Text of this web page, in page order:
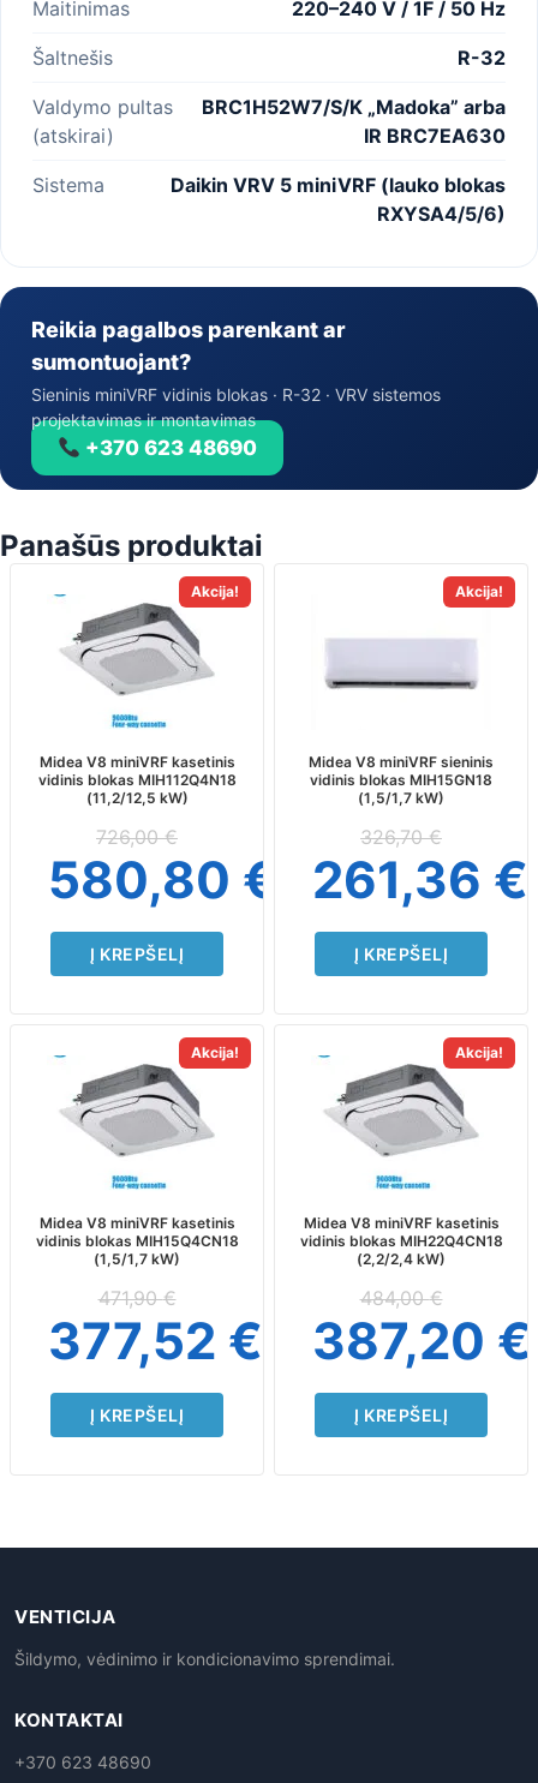
Maitinimas 220–240 V / 1F / 50 Hz
Šaltnešis R-32
Valdymo pultas
(atskirai)
BRC1H52W7/S/K „Madoka” arba
IR BRC7EA630
Sistema
Daikin VRV 5 miniVRF (lauko blokas
RXYSA4/5/6)
Reikia pagalbos parenkant ar
sumontuojant?
Sieninis miniVRF vidinis blokas · R-32 · VRV sistemos
projektavimas ir montavimas
+370 623 48690
Panašūs produktai
Akcija!
Midea V8 miniVRF kasetinis
vidinis blokas MIH112Q4N18
(11,2/12,5 kW)
726,00€
580,80 €
Į KREPŠELĮ
Akcija!
Midea V8 miniVRF sieninis
vidinis blokas MIH15GN18
(1,5/1,7 kW)
326,70€
261,36 €
Į KREPŠELĮ
Akcija!
Midea V8 miniVRF kasetinis
vidinis blokas MIH15Q4CN18
(1,5/1,7 kW)
471,90€
377,52 €
Į KREPŠELĮ
Akcija!
Midea V8 miniVRF kasetinis
vidinis blokas MIH22Q4CN18
(2,2/2,4 kW)
484,00€
387,20 €
Į KREPŠELĮ
VENTICIJA
Šildymo, vėdinimo ir kondicionavimo sprendimai.
KONTAKTAI
+370 623 48690